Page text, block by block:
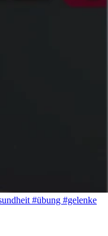
#übung #gelenke